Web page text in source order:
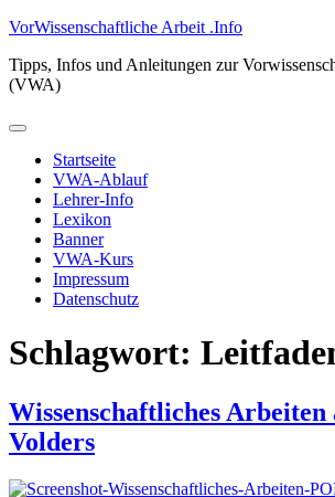
Zum
springen
VorWissenschaftliche Arbeit .Info
Tipps, Infos und Anleitungen zur
(VWA)
Primäres
Startseite
VWA-Ablauf
Lehrer-Info
Lexikon
Banner
VWA-Kurs
Impressum
Datenschutz
Schlagwort:
Wissenschaftliches Arbeiten
Volders